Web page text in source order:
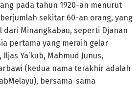
pada tahun 1920-an menurut
sekitar 60-an orang, yang
dari Minangkabau, seperti Djanan
pertama yang meraih gelar
Ya’kub, Mahmud Junus,
(kedua nama terakhir adalah
bersama-sama